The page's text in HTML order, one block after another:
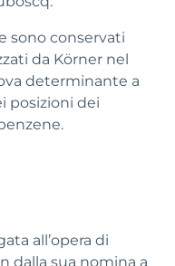
sono conservati
da Körner nel
determinante a
posizioni dei
all’opera di
dalla sua nomina a